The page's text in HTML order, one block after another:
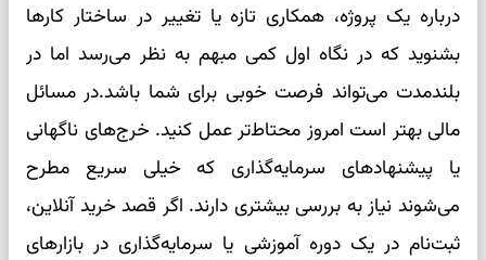
درباره یک پروژه، همکاری تازه یا تغییر در ساختار کارها
بشنوید که در نگاه اول کمی مبهم به نظر می‌رسد اما در
بلندمدت می‌تواند فرصت خوبی برای شما باشد.در مسائل
مالی بهتر است امروز محتاط‌تر عمل کنید. خرج‌های ناگهانی
یا پیشنهادهای سرمایه‌گذاری که خیلی سریع مطرح
می‌شوند نیاز به بررسی بیشتری دارند. اگر قصد خرید آنلاین،
ثبت‌نام در یک دوره آموزشی یا سرمایه‌گذاری در بازارهای